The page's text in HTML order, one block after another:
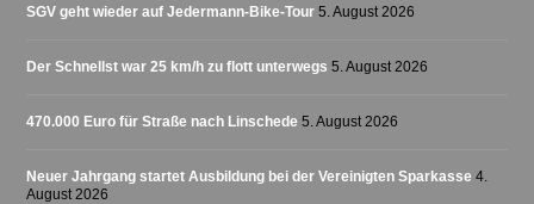
SGV geht wieder auf Jedermann-Bike-Tour 5. August 2026
Der Schnellst war 25 km/h zu flott unterwegs 5. August 2026
470.000 Euro für Straße nach Linschede 5. August 2026
Neuer Jahrgang startet Ausbildung bei der Vereinigten Sparkasse 4.
August 2026